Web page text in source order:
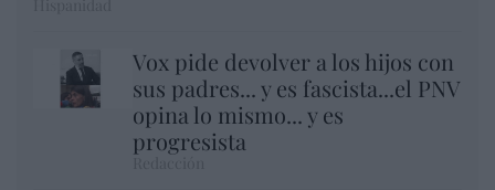
Vox pide devolver a los hijos con
sus padres... y es fascista...el PNV
opina lo mismo... y es
progresista